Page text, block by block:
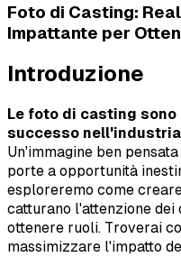
Foto di Casting:
Impattante per
Introduzione
Le foto di casting
successo
Un'immagine ben
porte a opportunità
esploreremo come
catturano l'attenzione
ottenere ruoli. Troverai
massimizzare l'impatto